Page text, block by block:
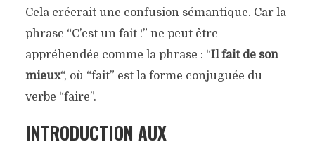
Cela créerait une confusion sémantique. Car la
phrase “C’est un fait !” ne peut être
appréhendée comme la phrase : “Il fait de son
mieux“, où “fait” est la forme conjuguée du
verbe “faire”.
INTRODUCTION AUX